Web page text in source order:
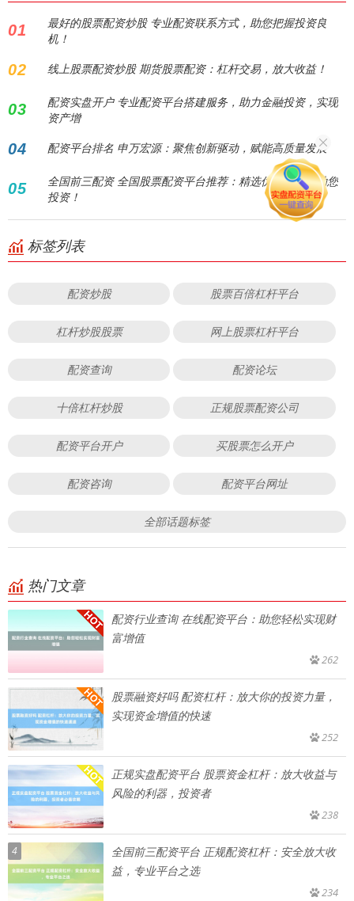
01
最好的股票配资炒股 专业配资联系方式，助您把握投资良
机！
02 线上股票配资炒股 期货股票配资：杠杆交易，放大收益！
03
配资实盘开户 专业配资平台搭建服务，助力金融投资，实现
资产增
04 配资平台排名 申万宏源：聚焦创新驱动，赋能高质量发展
05
全国前三配资 全国股票配资平台推荐：精选优质平台，助您
投资！
标签列表
配资炒股 股票百倍杠杆平台
杠杆炒股股票 网上股票杠杆平台
配资查询 配资论坛
十倍杠杆炒股 正规股票配资公司
配资平台开户 买股票怎么开户
配资咨询 配资平台网址
全部话题标签
热门文章
配资行业查询 在线配资平台：助您轻松实现财
富增值
262
股票融资好吗 配资杠杆：放大你的投资力量，
实现资金增值的快速
252
正规实盘配资平台 股票资金杠杆：放大收益与
风险的利器，投资者
238
4
全国前三配资平台 正规配资杠杆：安全放大收
益，专业平台之选
234